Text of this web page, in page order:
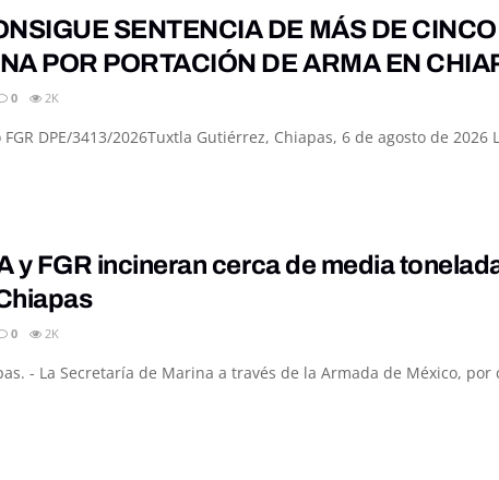
SENTENCIA DE MÁS DE
POR PORTACIÓN DE ARMA EN
0 2K
FGR DPE/3413/2026Tuxtla Gutiérrez, Chiapas, 6 de agosto de
y FGR incineran cerca de media
0 2K
- La Secretaría de Marina a través de la Armada de México,